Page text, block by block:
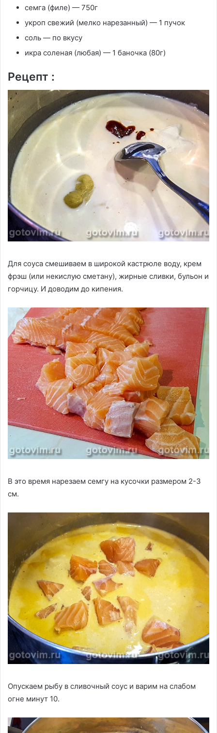
семга (филе) — 750г
укроп свежий (мелко нарезанный) — 1 пучок
соль — по вкусу
икра соленая (любая) — 1 баночка (80г)
Рецепт :
Для соуса смешиваем в широкой кастрюле воду, крем
фрэш (или некислую сметану), жирные сливки, бульон и
горчицу. И доводим до кипения.
В это время нарезаем семгу на кусочки размером 2-3
см.
Опускаем рыбу в сливочный соус и варим на слабом
огне минут 10.